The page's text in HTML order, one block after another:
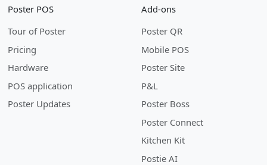
Poster POS
Tour of Poster
Pricing
Hardware
POS application
Poster Updates
Add-ons
Poster QR
Mobile POS
Poster Site
P&L
Poster Boss
Poster Connect
Kitchen Kit
Postie AI